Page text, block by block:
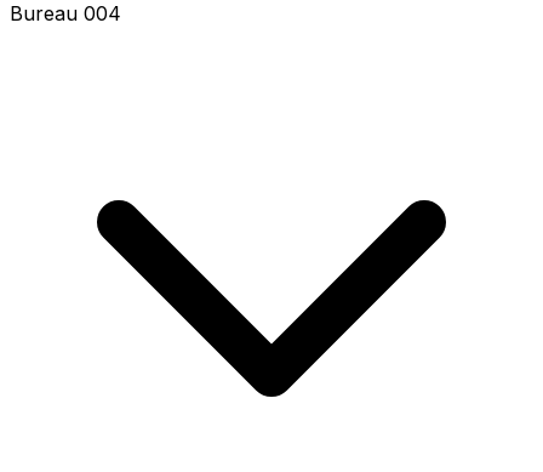
Bureau 006